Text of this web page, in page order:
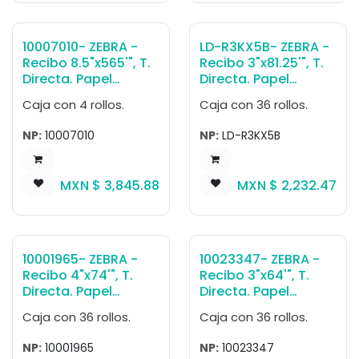
10007010- ZEBRA -
Recibo 8.5"x565'", T.
Directa. Papel
1000D 3.5 mil
Receipt, para
Impresora Kiosco,
565'/Rollo-, 0,
Núcleo 2". Diámetro
6". 4 Rollos/caja.
Caja con 4 rollos.
NP: 10007010
MXN $ 3,845.88
LD-R3KX5B- ZEBRA -
Recibo 3"x81.25'", T.
Directa. Papel
4000D 3.2 mil
Receipt
(Almacenable 25
años), para
Impresora Móvil,
81.25'/Rollo-, 0,
Rollos/caja. Peso
por caja 5.9 kg.
Caja con 36 rollos.
NP: LD-R3KX5B
MXN $ 2,232.47
10001965- ZEBRA -
Recibo 4"x74'", T.
Directa. Papel
mil High-Temp
Receipt
Caja con 36 rollos.
NP: 10001965
10023347- ZEBRA -
Recibo 3"x64'", T.
Directa. Papel
4000D 3.2 mil
Receipt
Caja con 36 rollos.
NP: 10023347